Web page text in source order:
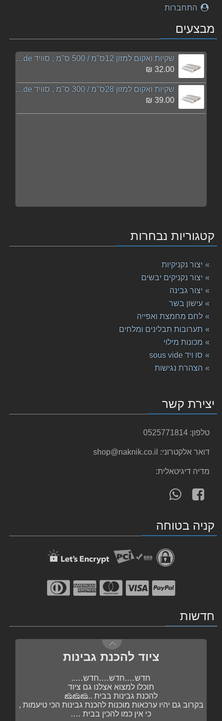
התחברות
מבצעים
שקיות ואקום למזון 12ס"מ / 500 ס"מ , סוויד sousvide
32.00 ₪
שקיות ואקום למזון 28ס"מ / 300 ס"מ , סוויד sousvide
39.00 ₪
קטגוריות נבחרות
יצור נקניקיות
יצור נקניקים יבשים
יצור גבינה
עישון בשר
לחם מחמצת ואפייה
תערובות תבלינים ומלחים
מכונות מילוי
סו ויד sous vide
הצהרת נגישות
יצירת קשר
טלפון: 0525771814
דואר אלקטרוני: shop@naknik.co.il
מדיה דיגיטאלית:
עקוב
אחרינו
facebook
WhatsAppקניה בטוחה
חדשות
בקרוב , תערובות מוכנות להכנת נקניקיות
הכי….הכי….טעימות …..
נעדכן בהמשך 🥓🥓🥓🥓
חדש….חדש….חדש…..
להכנת גבינות בבית ..🧀🧀🧀
בקרוב גם יהיו ערכאות מוכנות להכנת גבינות הכי טיעמות ,
כי אין כמו להכין בבית ….
תבלינים ותערובות